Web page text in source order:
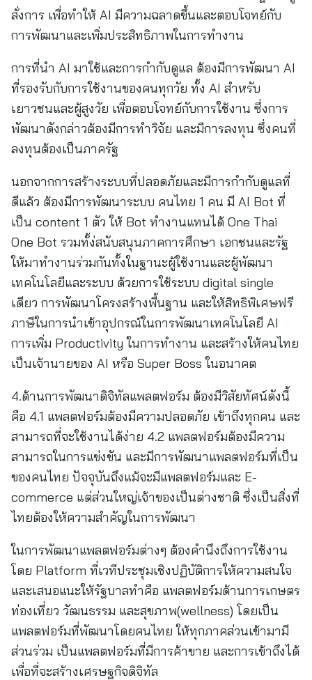
สั่งการ เพื่อทำให้ AI มีความฉลาดขึ้นและตอบโจทย์กับ
การพัฒนาและเพิ่มประสิทธิภาพในการทำงาน
การที่นำ AI มาใช้และการกำกับดูแล ต้องมีการพัฒนา AI
ที่รองรับกับการใช้งานของคนทุกวัย ทั้ง AI สำหรับ
เยาวชนและผู้สูงวัย เพื่อตอบโจทย์กับการใช้งาน ซึ่งการ
พัฒนาดังกล่าวต้องมีการทำวิจัย และมีการลงทุน ซึ่งคนที่
ลงทุนต้องเป็นภาครัฐ
นอกจากการสร้างระบบที่ปลอดภัยและมีการกำกับดูแลที่
ดีแล้ว ต้องมีการพัฒนาระบบ คนไทย 1 คน มี AI Bot ที่
เป็น content 1 ตัว ให้ Bot ทำงานแทนได้ One Thai
One Bot รวมทั้ง่สนับสนุนภาคการศึกษา เอกชนและรัฐ
ให้มาทำงานร่วมกันทั้งในฐานะผู้ใช้งานและผู้พัฒนา
เทคโนโลยีและระบบ ด้วยการใช้ระบบ digital single
เดียว การพัฒนาโครงสร้างพื้นฐาน และให้สิทธิพิเศษฟรี
ภาษีในการนำเข้าอุปกรณ์ในการพัฒนาเทคโนโลยี AI
การเพิ่ม Productivity ในการทำงาน และสร้างให้คนไทย
เป็นเจ้านายของ AI หรือ Super Boss ในอนาคต
4.ด้านการพัฒนาดิจิทัลแพลตฟอร์ม ต้องมีวิสัยทัศน์ดังนี้
คือ 4.1 แพลตฟอร์มต้องมีความปลอดภัย เข้าถึงทุกคน และ
สามารถที่จะใช้งานได้ง่าย 4.2 แพลตฟอร์มต้องมีความ
สามารถในการแข่งขัน และมีการพัฒนาแพลตฟอร์มที่เป็น
ของคนไทย ปัจจุบันถึงแม้จะมีแพลตฟอร์มและ E-
commerce แต่ส่วนใหญ่เจ้าของเป็นต่างชาติ ซึ่งเป็นสิ่งที่
ไทยต้องให้ความสำคัญในการพัฒนา
ในการพัฒนาแพลตฟอร์มต่างๆ ต้องคำนึงถึงการใช้งาน
โดย Platform ที่เวทีประชุมเชิงปฏิบัติการให้ความสนใจ
และเสนอแนะให้รัฐบาลทำคือ แพลตฟอร์มด้านการเกษตร
ท่องเที่ยว วัฒนธรรม และสุขภาพ(wellness) โดยเป็น
แพลตฟอร์มที่พัฒนาโดยคนไทย ให้ทุกภาคส่วนเข้ามามี
ส่วนร่วม เป็นแพลตฟอร์มที่มีการค้าขาย และการเข้าถึงได้
เพื่อที่จะสร้างเศรษฐกิจดิจิทัล